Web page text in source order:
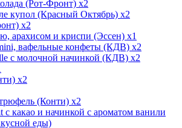
x2
x2
x2
x1
x2
x2
x2
x2